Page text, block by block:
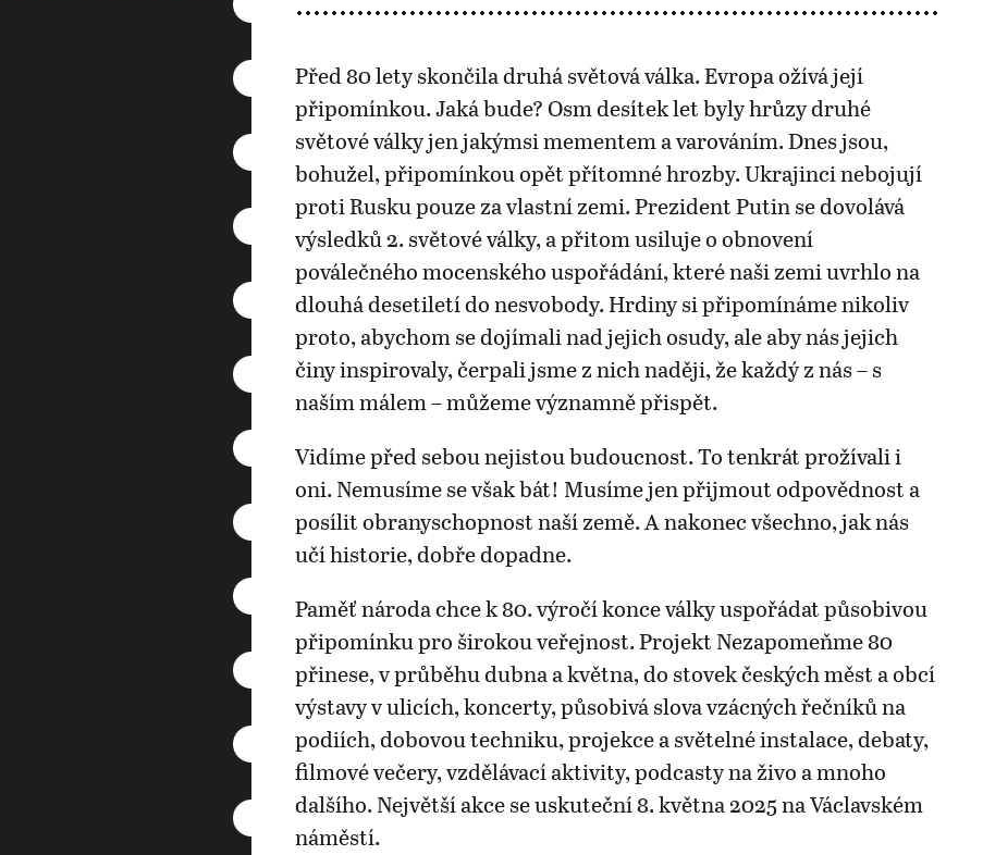
Před 80 lety skončila druhá světová válka. Evropa ožívá její
připomínkou. Jaká bude? Osm desítek let byly hrůzy druhé
světové války jen jakýmsi mementem a varováním. Dnes jsou,
bohužel, připomínkou opět přítomné hrozby. Ukrajinci nebojují
proti Rusku pouze za vlastní zemi. Prezident Putin se dovolává
výsledků 2. světové války, a přitom usiluje o obnovení
poválečného mocenského uspořádání, které naši zemi uvrhlo na
dlouhá desetiletí do nesvobody. Hrdiny si připomínáme nikoliv
proto, abychom se dojímali nad jejich osudy, ale aby nás jejich
činy inspirovaly, čerpali jsme z nich naději, že každý z nás – s
naším málem – můžeme významně přispět.
Vidíme před sebou nejistou budoucnost. To tenkrát prožívali i
oni. Nemusíme se však bát! Musíme jen přijmout odpovědnost a
posílit obranyschopnost naší země. A nakonec všechno, jak nás
učí historie, dobře dopadne.
Paměť národa chce k 80. výročí konce války uspořádat působivou
připomínku pro širokou veřejnost. Projekt Nezapomeňme 80
přinese, v průběhu dubna a května, do stovek českých měst a obcí
výstavy v ulicích, koncerty, působivá slova vzácných řečníků na
podiích, dobovou techniku, projekce a světelné instalace, debaty,
filmové večery, vzdělávací aktivity, podcasty na živo a mnoho
dalšího. Největší akce se uskuteční 8. května 2025 na Václavském
náměstí.